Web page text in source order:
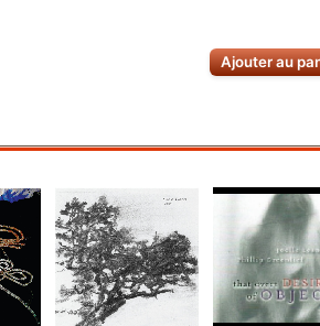
Ajouter au